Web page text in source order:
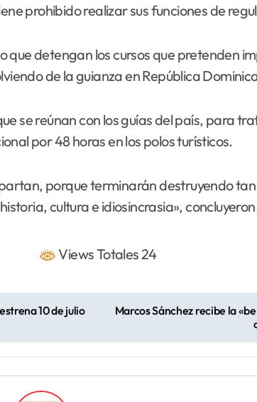
prohibido realizar sus funciones de
detengan los cursos que pretenden
de la guianza en República
se reúnan con los guías del país, para
por 48 horas en los polos turísticos.
porque terminarán destruyendo
cultura e idiosincrasia»,
Views Totales 24
10 de julio
Marcos Sánchez recibe la